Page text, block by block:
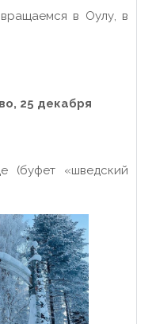
в Оулу, в
25 декабря
(буфет «шведский